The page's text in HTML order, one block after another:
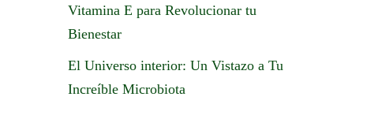
Vitamina E para Revolucionar tu
Bienestar
El Universo interior: Un Vistazo a Tu
Increíble Microbiota